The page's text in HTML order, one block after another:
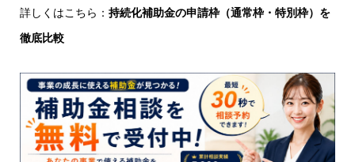
詳しくはこちら： 持続化補助金の申請枠（通常枠・特別枠）を
徹底比較